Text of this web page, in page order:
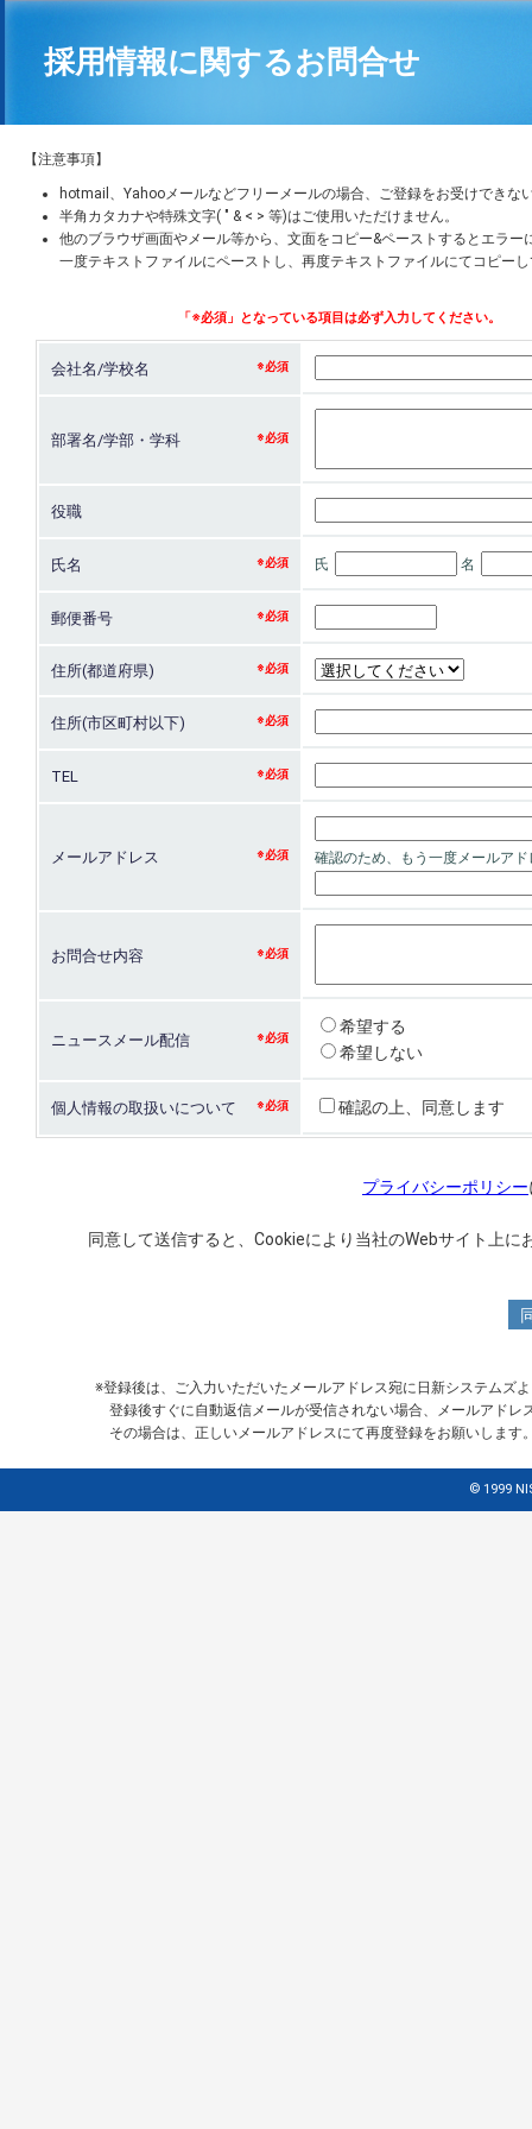
採用情報に関するお問合せ
【注意事項】
hotmail、Yahooメールなどフリーメールの場合、ご登録をお受けできな
半角カタカナや特殊文字( " & < > 等)はご使用いただけません。
他のブラウザ画面やメール等から、文面をコピー&ペーストするとエラー
一度テキストファイルにペーストし、再度テキストファイルにてコピー
会社名/学校名
部署名/学部・学科
役職
氏名 氏 名
郵便番号
住所(都道府県)
住所(市区町村以下)
TEL
メールアドレス
お問合せ内容
ニュースメール配信
希望する
希望しない
個人情報の取扱いについて 確認の上、同意します
プライバシーポリシー
同意して送信すると、Cookieにより当社のWebサイト上
※登録後は、ご入力いただいたメールアドレス宛に日新システムズ
登録後すぐに自動返信メールが受信されない場合、メールアドレ
その場合は、正しいメールアドレスにて再度登録をお願いしま
© 1999